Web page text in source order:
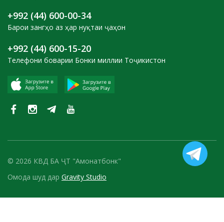
+992 (44) 600-00-34
Барои зангҳо аз ҳар нуқтаи ҷаҳон
+992 (44) 600-15-20
Телефони боварии Бонки миллии Тоҷикистон
© 2026 КВД БА ҶТ "Амонатбонк"
Омода шуд дар Gravity Studio